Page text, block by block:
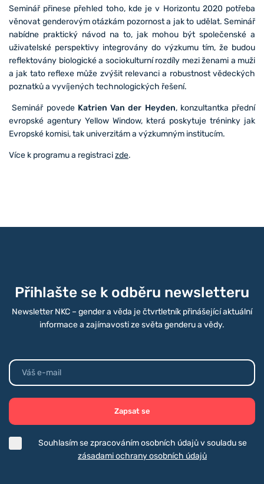
Seminář přinese přehled toho, kde je v Horizontu 2020 potřeba
věnovat genderovým otázkám pozornost a jak to udělat. Seminář
nabídne praktický návod na to, jak mohou být společenské a
uživatelské perspektivy integrovány do výzkumu tím, že budou
reflektovány biologické a sociokulturní rozdíly mezi ženami a muži
a jak tato reflexe může zvýšit relevanci a robustnost vědeckých
poznatků a vyvíjených technologických řešení.
Seminář povede Katrien Van der Heyden, konzultantka přední
evropské agentury Yellow Window, která poskytuje tréninky jak
Evropské komisi, tak univerzitám a výzkumným institucím.
Více k programu a registracizde.
Přihlašte se k odběru newsletteru
Newsletter NKC – gender a věda je čtvrtletník přinášející aktuální
informace a zajímavosti ze světa genderu a vědy.
Zapsat se
Souhlasím se zpracováním osobních údajů v souladu se
zásadami ochrany osobních údajů